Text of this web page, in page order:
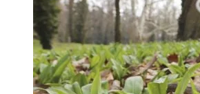
Ekonomika obchod a
Banskobystrický kraj
Tipy
Výlet
Turistika
Cyklistika
Hrady